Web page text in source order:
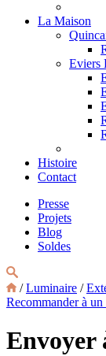
La Maison
Eviers
Histoire
Contact
Presse
Projets
Blog
Soldes
/Luminaire /
Recommander à un
Envoyer